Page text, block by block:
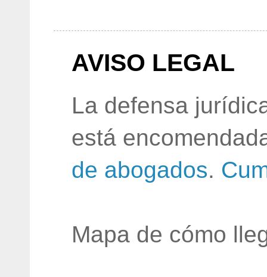
AVISO LEGAL
La defensa
está
de abogados.
Mapa de cómo